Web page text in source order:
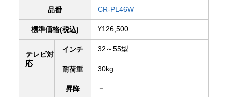
品番 CR-PL46W
標準価格(税込) ¥126,500
テレビ対
応
インチ 32～55型
耐荷重 30kg
昇降 －